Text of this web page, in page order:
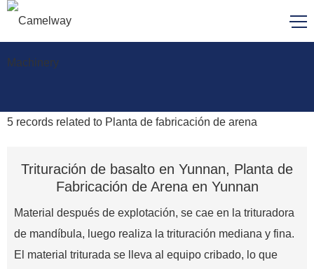
5 records related to Planta de fabricación de arena
Trituración de basalto en Yunnan, Planta de
Fabricación de Arena en Yunnan
Material después de explotación, se cae en la trituradora
de mandíbula, luego realiza la trituración mediana y fina.
El material triturada se lleva al equipo cribado, lo que